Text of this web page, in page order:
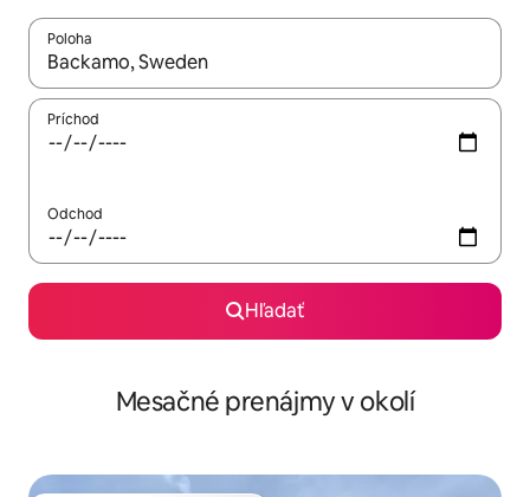
Poloha
Keď budú výsledky k dispozícii, môžete si ich prechádzať
Príchod
Odchod
Hľadať
Mesačné prenájmy v okolí